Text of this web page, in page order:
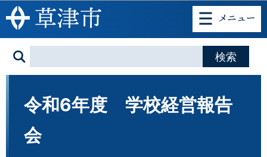
このページの本文へ移動
令和6年度 学校経営報告
会